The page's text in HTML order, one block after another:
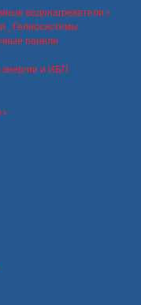
водонагреватели
, Гелиосистемы
панели
энергии и ИБП